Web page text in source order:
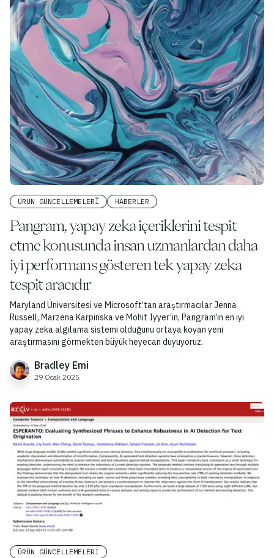
ÜRÜN GÜNCELLEMELERI HABERLER
Pangram, yapay zeka içeriklerini tespit
etme konusunda insan uzmanlardan daha
iyi performans gösteren tek yapay zeka
tespit aracıdır
Maryland Üniversitesi ve Microsoft’tan araştırmacılar Jenna
Russell, Marzena Karpinska ve Mohit Iyyer’in, Pangram’ın en iyi
yapay zeka algılama sistemi olduğunu ortaya koyan yeni
araştırmasını görmekten büyük heyecan duyuyoruz.
Bradley Emi
29 Ocak 2025
ÜRÜN GÜNCELLEMELERI